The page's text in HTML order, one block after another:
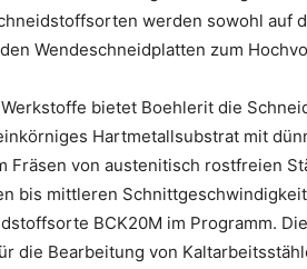
werden sowohl auf
Wendeschneidplatten zum
bietet Boehlerit die
Hartmetallsubstrat mit
Fräsen von austenitisch rostfreien
bis mittleren
BCK20M im Programm.
die Bearbeitung von